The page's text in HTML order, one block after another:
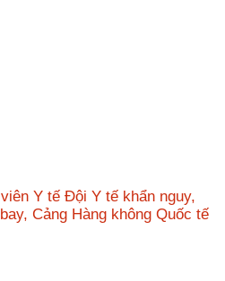
Y tế Đội Y tế khẩn nguy,
Cảng Hàng không Quốc tế